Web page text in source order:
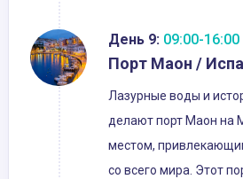
День 9: 09:00-16:00
Порт Маон /
Лазурные воды и
делают порт Маон на
местом,
со всего мира. Этот